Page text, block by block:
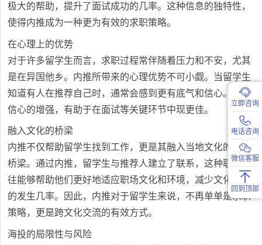
极大的帮助，提升了面试成功的几率。这种信息的独特性，
使得内推成为一种更为有效的求职策略。
在心理上的优势
对于许多留学生而言，求职过程常伴随着压力和不安，尤其
是在异国他乡。内推所带来的心理优势不可小觑。当留学生
知道有人在推荐自己时，通常会感到更有底气和信心。这种
信心的增强，有助于在面试等关键环节中现更佳。
融入文化的桥梁
内推不仅帮助留学生找到工作，更是其融入当地文化的一种
桥梁。通过内推，留学生与推荐人建立了联系，这种联系往
往能够帮助他们更好地适应职场文化和环境，减少文化冲突
的发生几率。因此，内推对于留学生来说，不再单单是求职
策略，更是跨文化交流的有效方式。
海投的局限性与风险
立即咨询
电话咨询
微信客服
回到顶部